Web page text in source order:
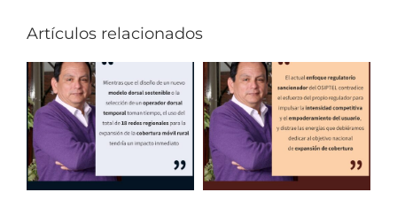
Artículos relacionados